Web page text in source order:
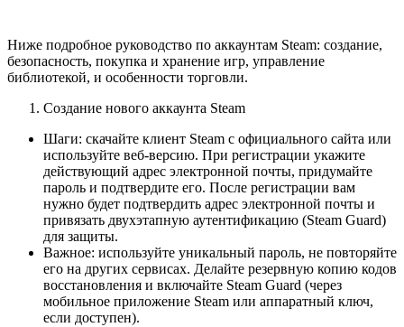
Ниже подробное руководство по аккаунтам Steam: создание,
безопасность, покупка и хранение игр, управление
библиотекой, и особенности торговли.
Создание нового аккаунта Steam
Шаги: скачайте клиент Steam с официального сайта или
используйте веб-версию. При регистрации укажите
действующий адрес электронной почты, придумайте
пароль и подтвердите его. После регистрации вам
нужно будет подтвердить адрес электронной почты и
привязать двухэтапную аутентификацию (Steam Guard)
для защиты.
Важное: используйте уникальный пароль, не повторяйте
его на других сервисах. Делайте резервную копию кодов
восстановления и включайте Steam Guard (через
мобильное приложение Steam или аппаратный ключ,
если доступен).